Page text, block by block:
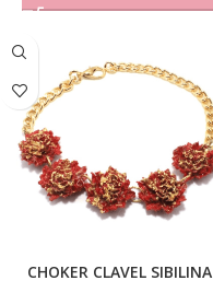
CHOKER CLAVEL SIBILINA